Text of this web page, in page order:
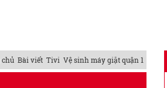
Bài viết Tivi Vệ sinh máy giặt quận 1